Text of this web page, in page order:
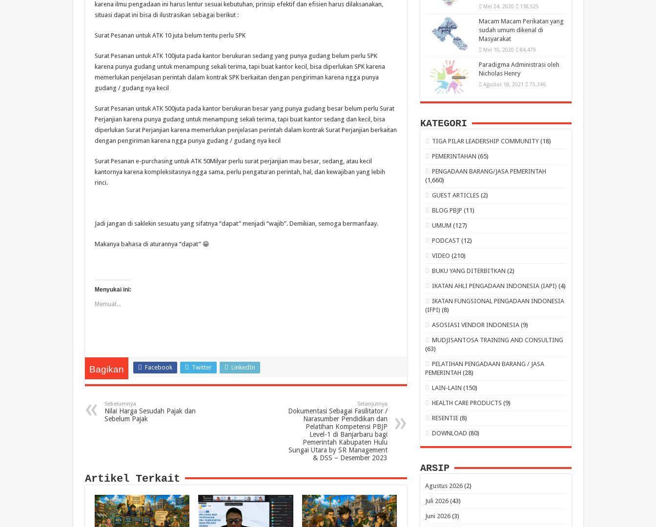
karena ilmu pengadaan ini harus lentur sesuai kebutuhan, prinsip efektif dan efisien harus dilaksanakan,
situasi dapat ini bisa di ilustrasikan sebagai berikut :
Surat Pesanan untuk ATK 10 juta belum tentu perlu SPK
Surat Pesanan untuk ATK 100juta pada kantor berukuran sedang yang punya gudang belum perlu SPK
karena punya gudang untuk menampung sekali terima, tapi buat kantor kecil, bisa diperlukan SPK karena
memerlukan penjelasan perintah dalam kontrak SPK berkaitan dengan pengiriman karena ngga punya
gudang / gudang nya kecil
Surat Pesanan untuk ATK 500juta pada kantor berukuran besar yang punya gudang besar belum perlu Surat
Perjanjian karena punya gudang untuk menampung sekali terima, tapi buat kantor sedang dan kecil, bisa
diperlukan Surat Perjanjian karena memerlukan penjelasan perintah dalam kontrak Surat Perjanjian berkaitan
dengan pengiriman karena ngga punya gudang / gudang nya kecil
Surat Pesanan e-purchasing untuk ATK 50Milyar perlu surat perjanjian mau besar, sedang, atau kecil
kantornya karena kompleksitasnya ngga sama, perlu pengaturan perintah, hal, dan kewajiban yang lebih
rinci.
Jadi jangan di saklekin sesuatu yang sifatnya “dapat” menjadi “wajib”. Demikian, semoga bermanfaay.
Makanya bahasa di aturannya “dapat” 😁
Menyukai ini:
Memuat...
Bagikan Facebook Twitter LinkedIn
Sebelumnya
Nilai Harga Sesudah Pajak dan
Sebelum Pajak
Selanjutnya
Dokumentasi Sebagai Fasilitator /
Narasumber Pendidikan dan
Pelatihan Kompetensi PBJP
Level-1 di Banjarbaru bagi
Pemerintah Kabupaten Hulu
Sungai Utara by SR Management
& DSS – Desember 2023
Artikel Terkait
Mei 24, 2020 138,525
Macam Macam Perikatan yang
sudah umum dikenal di
Masyarakat
Mei 10, 2020 84,479
Paradigma Administrasi oleh
Nicholas Henry
Agustus 18, 2021 75,346
KATEGORI
TIGA PILAR LEADERSHIP COMMUNITY (18)
PEMERINTAHAN (65)
PENGADAAN BARANG/JASA PEMERINTAH
(1,660)
GUEST ARTICLES (2)
BLOG PBJP (11)
UMUM (127)
PODCAST (12)
VIDEO (210)
BUKU YANG DITERBITKAN (2)
IKATAN AHLI PENGADAAN INDONESIA (IAPI) (4)
IKATAN FUNGSIONAL PENGADAAN INDONESIA
(IFPI) (8)
ASOSIASI VENDOR INDONESIA (9)
MUDJISANTOSA TRAINING AND CONSULTING
(63)
PELATIHAN PENGADAAN BARANG / JASA
PEMERINTAH (28)
LAIN-LAIN (150)
HEALTH CARE PRODUCTS (9)
RESENTIE (8)
DOWNLOAD (80)
ARSIP
Agustus 2026(2)
Juli 2026(43)
Juni 2026(3)